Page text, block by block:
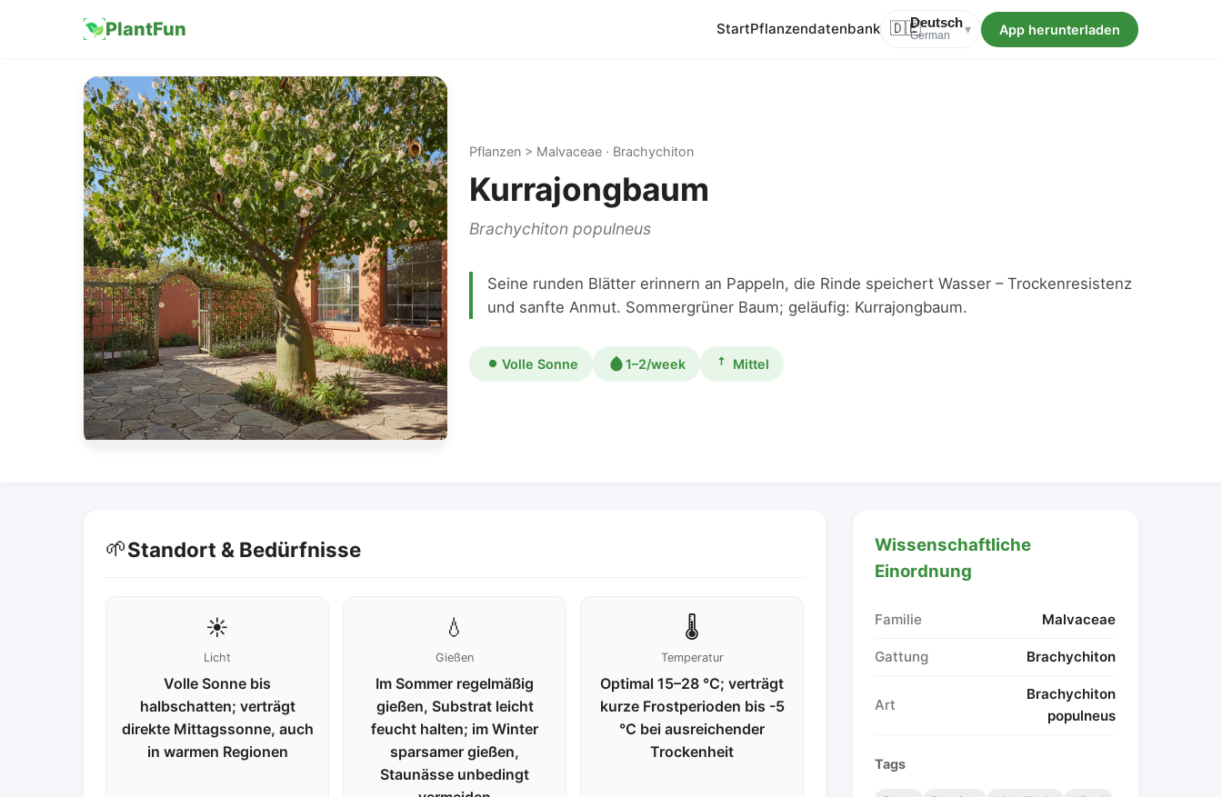
PlantFun StartPflanzendatenbank 🇩🇪Deutsch
German ▾ App herunterladen
Pflanzen > Malvaceae · Brachychiton
Kurrajongbaum
Brachychiton populneus
Seine runden Blätter erinnern an Pappeln, die Rinde speichert Wasser – Trockenresistenz
und sanfte Anmut. Sommergrüner Baum; geläufig: Kurrajongbaum.
Volle Sonne 1–2/week Mittel
🌱Standort & Bedürfnisse
☀️
Licht
Volle Sonne bis
halbschatten; verträgt
direkte Mittagssonne, auch
in warmen Regionen
💧
Gießen
Im Sommer regelmäßig
gießen, Substrat leicht
feucht halten; im Winter
sparsamer gießen,
Staunässe unbedingt
🌡️
Temperatur
Optimal 15–28 °C; verträgt
kurze Frostperioden bis -5
°C bei ausreichender
Trockenheit
Wissenschaftliche
Einordnung
Familie Malvaceae
Gattung Brachychiton
Art
Brachychiton
populneus
Tags